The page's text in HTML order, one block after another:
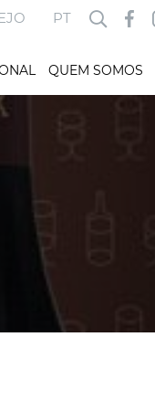
PT
QUEM SOMOS